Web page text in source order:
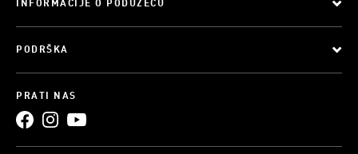
INFORMACIJE O PODUZEĆU
PODRŠKA
PRATI NAS